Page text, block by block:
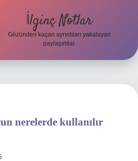
İlginç Notlar
Gözünden kaçan ayrıntıları yakalayan
paylaşımlar.
nerelerde kullanılır